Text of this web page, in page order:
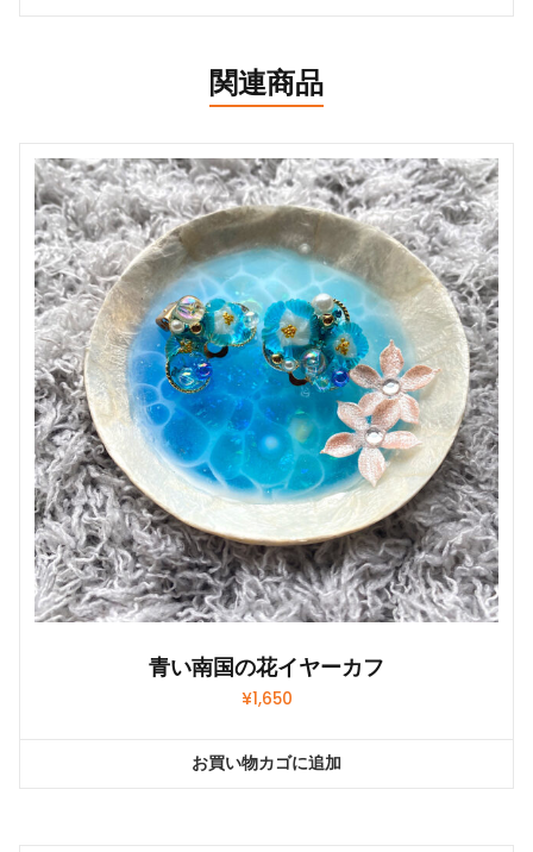
関連商品
青い南国の花イヤーカフ
¥1,650
お買い物カゴに追加